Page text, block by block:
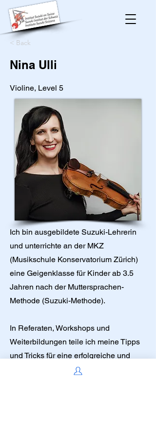
< Back
Nina Ulli
Violine, Level 5
Ich bin ausgebildete Suzuki-Lehrerin
und unterrichte an der MKZ
(Musikschule Konservatorium Zürich)
eine Geigenklasse für Kinder ab 3.5
Jahren nach der Muttersprachen-
Methode (Suzuki-Methode).
In Referaten, Workshops und
Weiterbildungen teile ich meine Tipps
und Tricks für eine erfolgreiche und
erfüllende Musikerziehungen. Alle